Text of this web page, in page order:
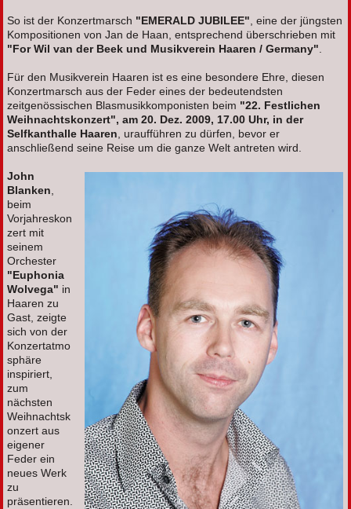
So ist der Konzertmarsch "EMERALD JUBILEE" , eine der jüngsten
Kompositionen von Jan de Haan, entsprechend überschrieben mit
"For Wil van der Beek und Musikverein Haaren / Germany"
Für den Musikverein Haaren ist es eine besondere Ehre, diesen
Konzertmarsch aus der Feder eines der bedeutendsten
zeitgenössischen Blasmusikkomponisten beim "22. Festlichen
Weihnachtskonzert", am 20. Dez. 2009, 17.00 Uhr, in der
Selfkanthalle Haaren , uraufführen zu dürfen, bevor er
anschließend seine Reise um die ganze Welt antreten wird.
John
Blanken
beim
Vorjahreskon
zert mit
seinem
Orchester
"Euphonia
Wolvega" in
Haaren zu
Gast, zeigte
sich von der
Konzertatmo
sphäre
inspiriert,
zum
nächsten
Weihnachtsk
onzert aus
eigener
Feder ein
neues Werk
zu
präsentieren.